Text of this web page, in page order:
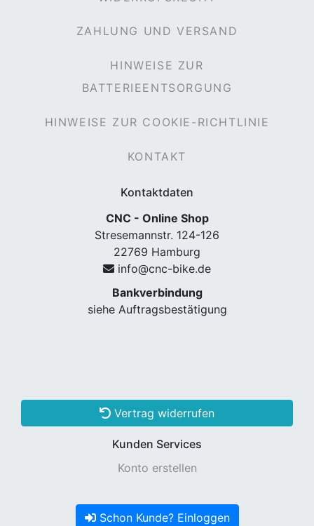
ZAHLUNG UND VERSAND
HINWEISE ZUR
BATTERIEENTSORGUNG
HINWEISE ZUR COOKIE-RICHTLINIE
KONTAKT
Kontaktdaten
CNC - Online Shop
Stresemannstr. 124-126
22769 Hamburg
info@cnc-bike.de
Bankverbindung
siehe Auftragsbestätigung
Vertrag widerrufen
Kunden Services
Konto erstellen
Schon Kunde? Einloggen